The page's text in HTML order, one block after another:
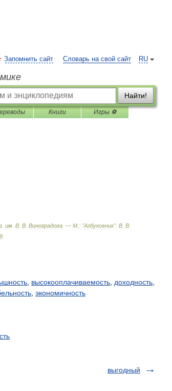
RU
Запомнить сайт Словарь на свой сайт
Найти!
Книги Игры ⚽
им В В Виноградова . — М : "Азбуковник". В В
высокооплачиваемость доходность
экономичность
выгодный